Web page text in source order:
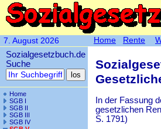
7. August 2026
Sozialgesetzbuch.de
Suche
Home
SGB I
SGB II
SGB III
SGB IV
In der Fassung
gesetzlichen
S. 1791)
Home Rente